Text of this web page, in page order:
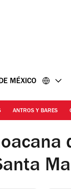
MÉXICO
ANTROS Y BARES